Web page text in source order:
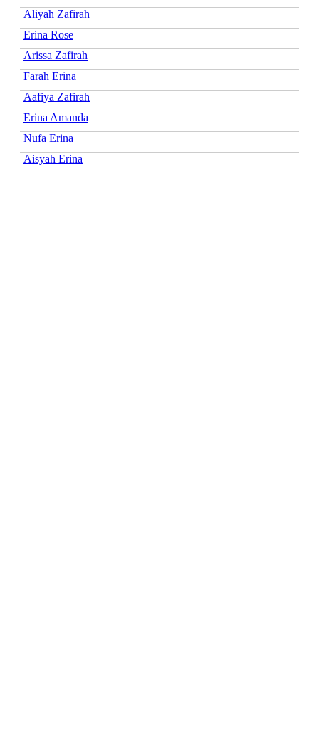
Aliyah Zafirah
Erina Rose
Arissa Zafirah
Farah Erina
Aafiya Zafirah
Erina Amanda
Nufa Erina
Aisyah Erina